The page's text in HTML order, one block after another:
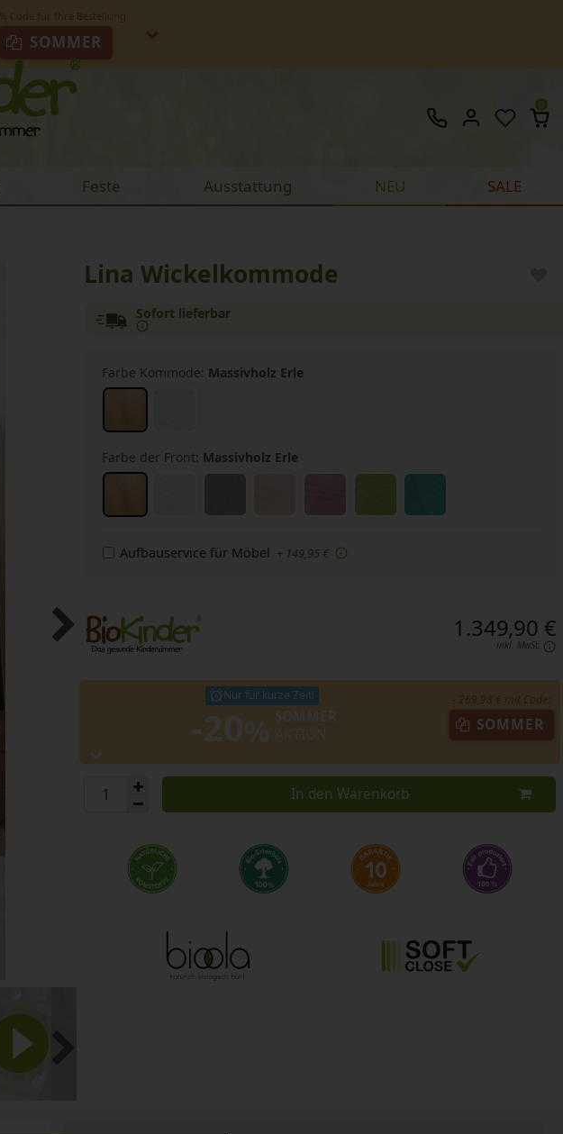
SOMMER
0
Feste Ausstattung NEU SALE
Lina Wickelkommode
Sofort lieferbar
Farbe Kommode: Massivholz Erle
Farbe der Front: Massivholz Erle
Aufbauservice für Möbel + 149,95 €
1.349,90 €
inkl. MwSt.
Nur für kurze Zeit!
SOMMER
In den Warenkorb